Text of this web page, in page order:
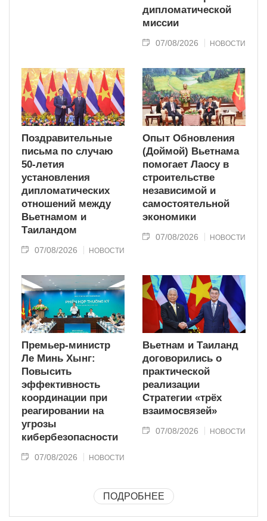
дипломатической
миссии
07/08/2026 НОВОСТИ
Поздравительные
письма по случаю
50-летия
установления
дипломатических
отношений между
Вьетнамом и
Таиландом
07/08/2026 НОВОСТИ
Опыт Обновления
(Доймой) Вьетнама
помогает Лаосу в
строительстве
независимой и
самостоятельной
экономики
07/08/2026 НОВОСТИ
Премьер-министр
Ле Минь Хынг:
Повысить
эффективность
координации при
реагировании на
угрозы
кибербезопасности
07/08/2026 НОВОСТИ
Вьетнам и Таиланд
договорились о
практической
реализации
Стратегии «трёх
взаимосвязей»
07/08/2026 НОВОСТИ
ПОДРОБНЕЕ